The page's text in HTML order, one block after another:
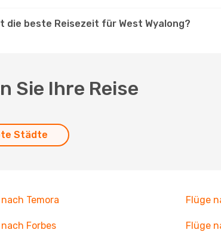
die beste Reisezeit für West Wyalong?
Sie Ihre Reise
Städte
Temora Flüge
Forbes Flüge